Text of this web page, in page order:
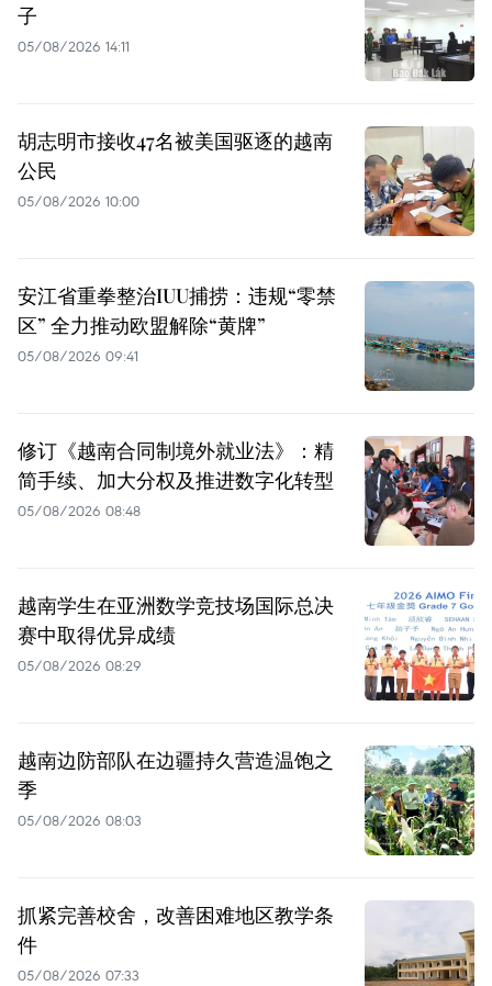
子
05/08/2026 14:11
胡志明市接收47名被美国驱逐的越南
公民
05/08/2026 10:00
安江省重拳整治IUU捕捞：违规“零禁
区” 全力推动欧盟解除“黄牌”
05/08/2026 09:41
修订《越南合同制境外就业法》：精
简手续、加大分权及推进数字化转型
05/08/2026 08:48
越南学生在亚洲数学竞技场国际总决
赛中取得优异成绩
05/08/2026 08:29
越南边防部队在边疆持久营造温饱之
季
05/08/2026 08:03
抓紧完善校舍，改善困难地区教学条
件
05/08/2026 07:33